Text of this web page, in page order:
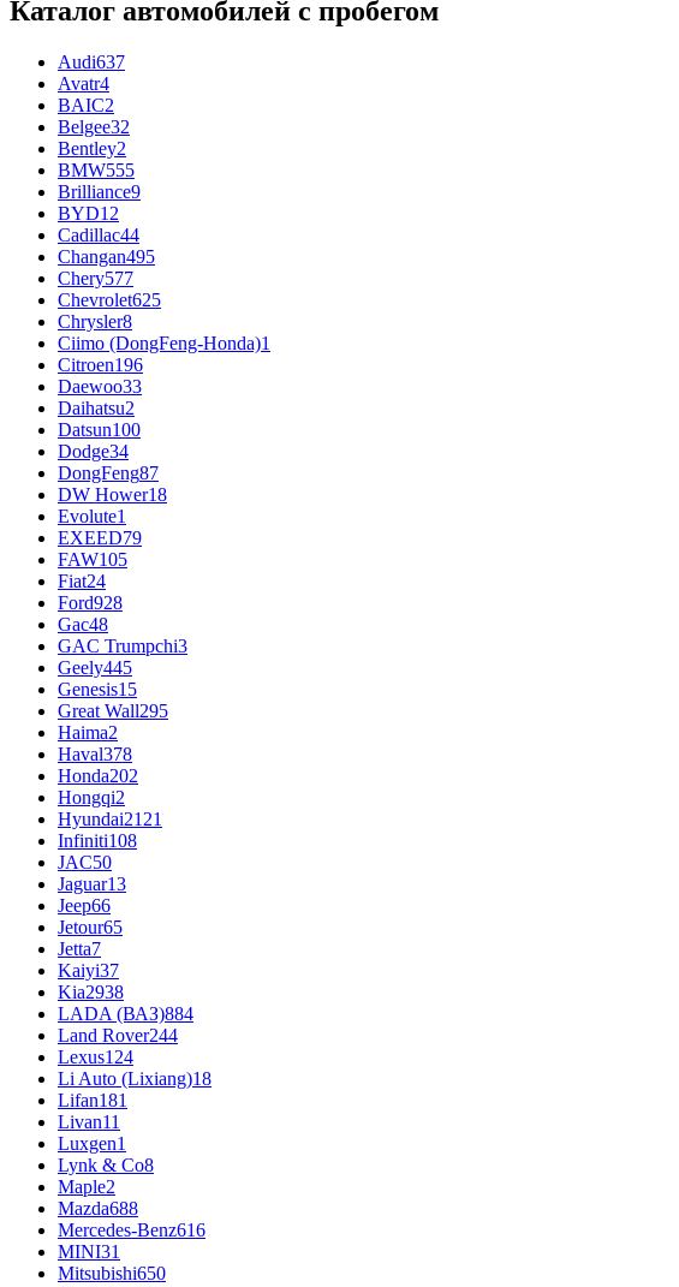
Каталог автомобилей с пробегом
Audi637
Avatr4
BAIC2
Belgee32
Bentley2
BMW555
Brilliance9
BYD12
Cadillac44
Changan495
Chery577
Chevrolet625
Chrysler8
Ciimo (DongFeng-Honda)1
Citroen196
Daewoo33
Daihatsu2
Datsun100
Dodge34
DongFeng87
DW Hower18
Evolute1
EXEED79
FAW105
Fiat24
Ford928
Gac48
GAC Trumpchi3
Geely445
Genesis15
Great Wall295
Haima2
Haval378
Honda202
Hongqi2
Hyundai2121
Infiniti108
JAC50
Jaguar13
Jeep66
Jetour65
Jetta7
Kaiyi37
Kia2938
LADA (ВАЗ)884
Land Rover244
Lexus124
Li Auto (Lixiang)18
Lifan181
Livan11
Luxgen1
Lynk & Co8
Maple2
Mazda688
Mercedes-Benz616
MINI31
Mitsubishi650